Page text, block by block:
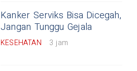
Kanker Serviks Bisa Dicegah,
Jangan Tunggu Gejala
KESEHATAN 3 jam